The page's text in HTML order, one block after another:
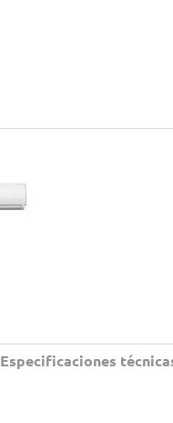
Especificaciones